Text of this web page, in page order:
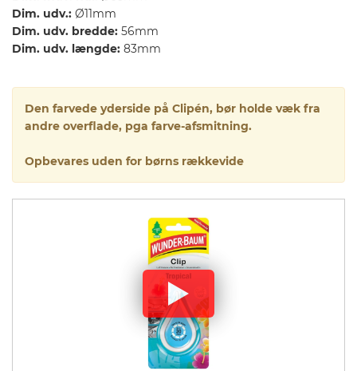
Dim. udv.: Ø11mm
Dim. udv. bredde: 56mm
Dim. udv. længde: 83mm
Den farvede yderside på Clipén, bør holde væk fra
andre overflade, pga farve-afsmitning.
Opbevares uden for børns rækkevide